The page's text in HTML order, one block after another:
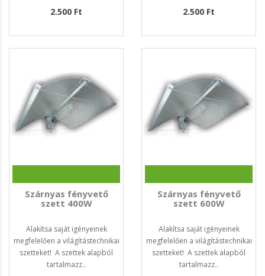
2.500 Ft 2.500 Ft
Szárnyas fényvető
szett 400W
Alakítsa saját igényeinek
megfelelően a világítástechnikai
szetteket! A szettek alapból
tartalmazz..
Szárnyas fényvető
szett 600W
Alakítsa saját igényeinek
megfelelően a világítástechnikai
szetteket! A szettek alapból
tartalmazz..